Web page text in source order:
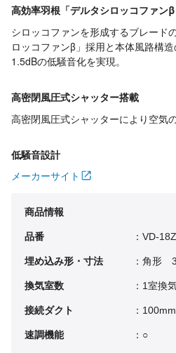
高効率羽根「デルタシロッコファン
シロッコファンを形成するブレード
ロッコファンβ」採用と本体風路構
1.5dBの低騒音化を実現。
高密閉風圧式シャッター搭載
高密閉風圧式シャッターにより空気
低騒音設計
メーカーサイト
商品情報
品番 ：VD-
埋め込み形・寸法 ：角形
換気室数 ：1室換
接続ダクト ：100mm
速調機能 ：○